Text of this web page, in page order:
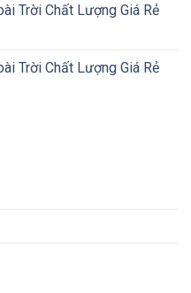
Trời Chất Lượng Giá Rẻ
Trời Chất Lượng Giá Rẻ